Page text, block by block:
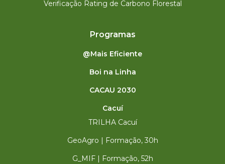
Verificação Rating de Carbono Florestal
Programas
@Mais Eficiente
Boi na Linha
CACAU 2030
Cacuí
TRILHA Cacuí
GeoAgro | Formação, 30h
G_MIF | Formação, 52h